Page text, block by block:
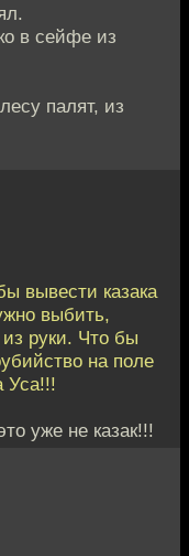
в сейфе из
палят, из
вывести казака
выбить,
руки. Что бы
на поле
Уса!!!
уже не казак!!!